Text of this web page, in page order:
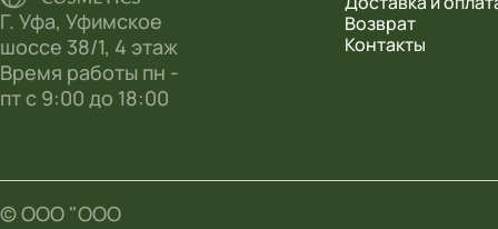
Г. Уфа, Уфимское
шоссе 38/1, 4 этаж
Время работы пн -
пт с 9:00 до 18:00
Возврат
Контакты
© ООО "ООО